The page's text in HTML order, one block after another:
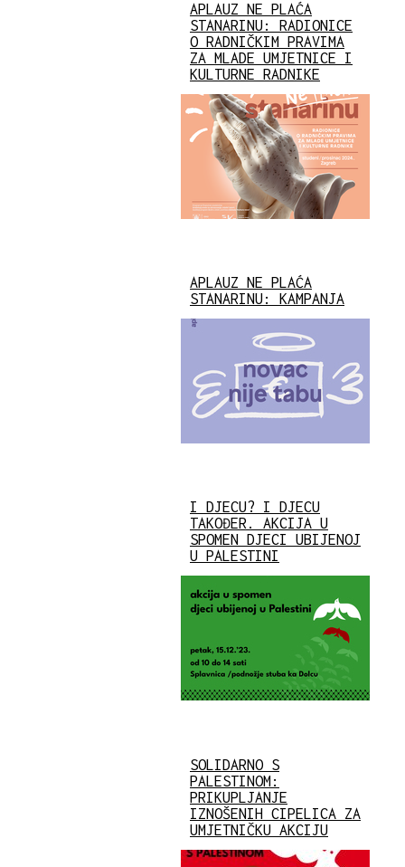
APLAUZ NE PLAĆA
STANARINU: RADIONICE
O RADNIČKIM PRAVIMA
ZA MLADE UMJETNICE I
KULTURNE RADNIKE
APLAUZ NE PLAĆA
STANARINU: KAMPANJA
I DJECU? I DJECU
TAKOĐER. AKCIJA U
SPOMEN DJECI UBIJENOJ
U PALESTINI
SOLIDARNO S
PALESTINOM:
PRIKUPLJANJE
IZNOŠENIH CIPELICA ZA
UMJETNIČKU AKCIJU